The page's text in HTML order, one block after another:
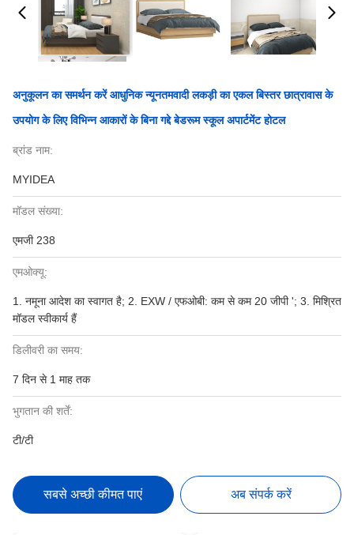
अनुकूलन का समर्थन करें आधुनिक न्यूनतमवादी लकड़ी का एकल बिस्तर छात्रावास के
उपयोग के लिए विभिन्न आकारों के बिना गद्दे बेडरूम स्कूल अपार्टमेंट होटल
ब्रांड नाम:
MYIDEA
मॉडल संख्या:
एमजी 238
एमओक्यू:
1. नमूना आदेश का स्वागत है; 2. EXW / एफओबी: कम से कम 20 जीपी '; 3. मिश्रित
मॉडल स्वीकार्य हैं
डिलीवरी का समय:
7 दिन से 1 माह तक
भुगतान की शर्तें:
टी/टी
सबसे अच्छी कीमत पाएं अब संपर्क करें